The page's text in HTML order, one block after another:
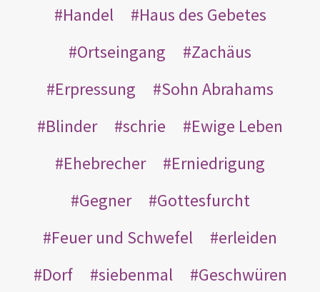
Handel
Haus des Gebetes
Ortseingang
Zachäus
Erpressung
Sohn Abrahams
Blinder
schrie
Ewige Leben
Ehebrecher
Erniedrigung
Gegner
Gottesfurcht
Feuer und Schwefel
erleiden
Dorf
siebenmal
Geschwüren